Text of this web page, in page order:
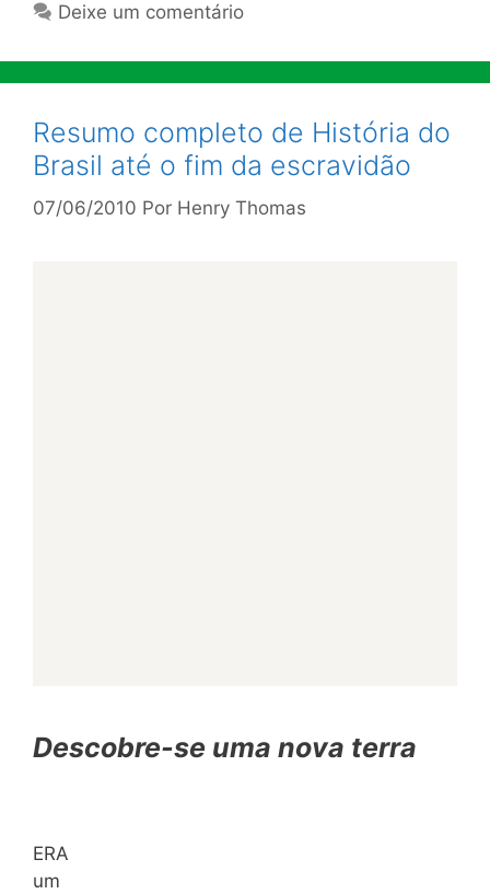
Deixe um comentário
Resumo completo de História do
Brasil até o fim da escravidão
07/06/2010 Por Henry Thomas
Descobre-se uma nova terra
ERA
um